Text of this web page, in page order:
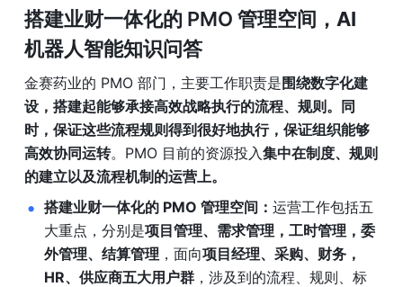
搭建业财一体化的 PMO 管理空间， AI
机器人智能知识问答
金赛药业的 PMO 部门，主要工作职责是 围绕数字化建
设，搭建起能够承接高效战略执行的流程、规则。同
时，保证这些流程规则得到很好地执行，保证组织能够
高效协同运转。PMO 目前的资源投入集中在制度、规则
的建立以及流程机制的运营上。
搭建业财一体化的 PMO 管理空间： 运营工作包括五
大重点，分别是项目管理、需求管理，工时管理，委
外管理、结算管理 ，面向项目经理、采购、财务，
HR、供应商五大用户群 ，涉及到的流程、规则、标